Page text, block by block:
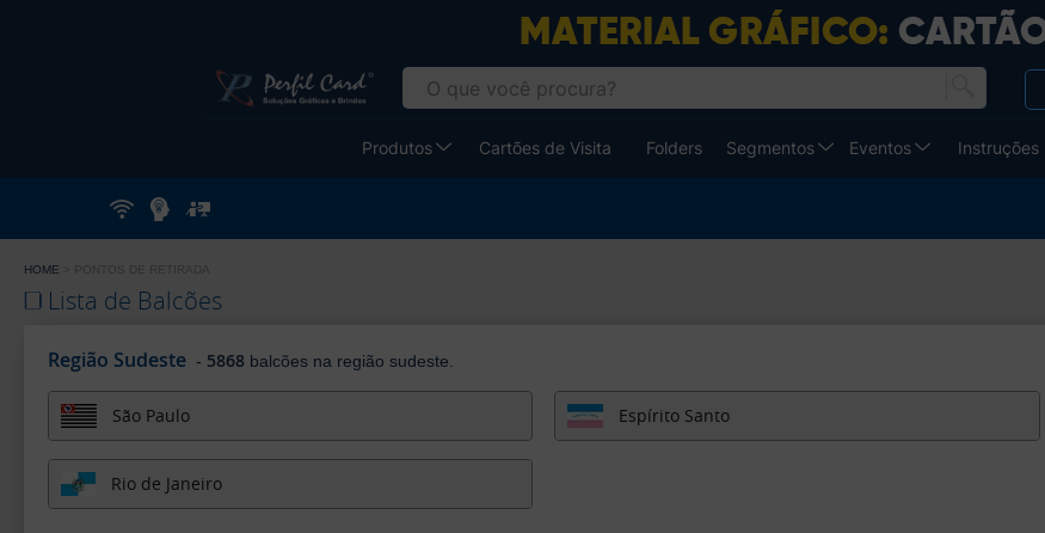
Gráfica
Atual
de
Produtos Cartões de Visita Folders Segmentos Eventos Instruções
HOME PONTOS DE RETIRADA
Lista de Balcões
Região Sudeste - 5868 balcões na região sudeste.
São Paulo Espírito Santo
Rio de Janeiro